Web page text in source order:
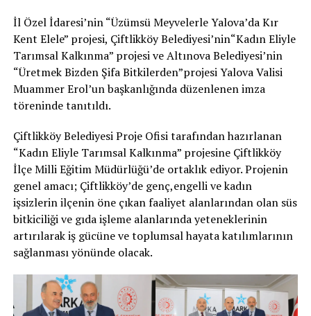
İl Özel İdaresi’nin “Üzümsü Meyvelerle Yalova’da Kır
Kent Elele” projesi, Çiftlikköy Belediyesi’nin“Kadın Eliyle
Tarımsal Kalkınma” projesi ve Altınova Belediyesi’nin
“Üretmek Bizden Şifa Bitkilerden”projesi Yalova Valisi
Muammer Erol’un başkanlığında düzenlenen imza
töreninde tanıtıldı.
Çiftlikköy Belediyesi Proje Ofisi tarafından hazırlanan
“Kadın Eliyle Tarımsal Kalkınma” projesine Çiftlikköy
İlçe Milli Eğitim Müdürlüğü’de ortaklık ediyor. Projenin
genel amacı; Çiftlikköy’de genç,engelli ve kadın
işsizlerin ilçenin öne çıkan faaliyet alanlarından olan süs
bitkiciliği ve gıda işleme alanlarında yeteneklerinin
artırılarak iş gücüne ve toplumsal hayata katılımlarının
sağlanması yönünde olacak.